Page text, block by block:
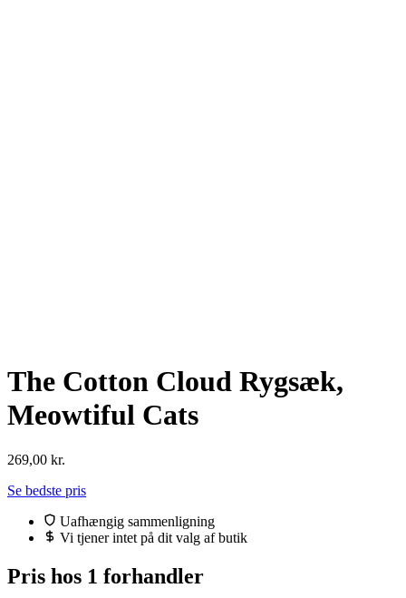
The Cotton Cloud Rygsæk,
Meowtiful Cats
269,00 kr.
Se bedste pris
Uafhængig sammenligning
Vi tjener intet på dit valg af butik
Pris hos 1 forhandler